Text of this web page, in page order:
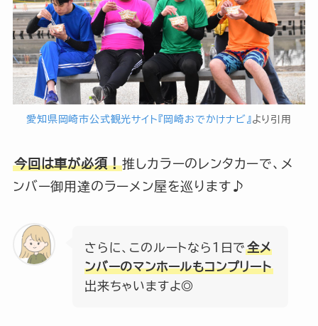
愛知県岡崎市公式観光サイト『岡崎おでかけナビ』より引用
今回は車が必須！推しカラーのレンタカーで、メ
ンバー御用達のラーメン屋を巡ります♪
さらに、このルートなら１日で全メ
ンバーのマンホールもコンプリート
出来ちゃいますよ◎